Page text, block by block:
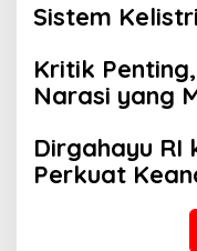
Sistem
Kritik
Narasi yang
Dirgahayu RI
Perkuat
Padam